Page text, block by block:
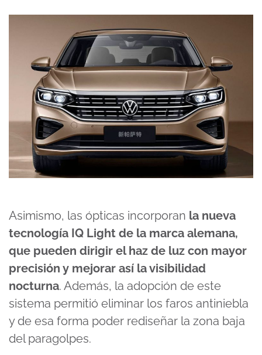
Asimismo, las ópticas incorporan la nueva
tecnología IQ Light de la marca alemana,
que pueden dirigir el haz de luz con mayor
precisión y mejorar así la visibilidad
nocturna. Además, la adopción de este
sistema permitió eliminar los faros antiniebla
y de esa forma poder rediseñar la zona baja
del paragolpes.